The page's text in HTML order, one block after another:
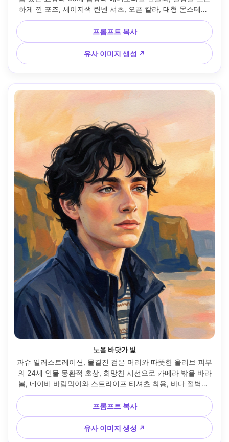
하게 낀 포즈, 세이지색 린넨 셔츠, 오픈 칼라, 대형 몬스테라
나뭇잎을 단순화한 식물 배경, 확산된 스튜디오 조명에 부드러
운 테두리 빛, 매트 과슈 마감, 불투명 레이어 터치, 또렷한 실
루엣, 질감 있는 종이 결, 제한된 그린-오커 팔레트, 현대적인
포스터 느낌, 차분한 무드, 정제된 안면 구조와 자연스러운 피
부 명암, 85mm 렌즈, 얕은 심도 --ar 4:5
프롬프트 복사
유사 이미지 생성 ↗
노을 바닷가 빛
과슈 일러스트레이션, 물결진 검은 머리와 따뜻한 올리브 피부
의 24세 인물 몽환적 초상, 희망찬 시선으로 카메라 밖을 바라
봄, 네이비 바람막이와 스트라이프 티셔츠 착용, 바다 절벽이
넓은 색면으로 배경에 표현, 황금빛 일몰과 부드러운 핑크 하
이라이트, 매트 안료와 크리미 블렌딩, 눈에 보이는 붓 자국, 수
채화지 텍스처, 약간 과장된 색상 조화, 공기감 있는 분위기, 회
화적 경계와 날카로운 눈·부드러운 볼, 로맨틱하고 부드러운
무드, 85mm 렌즈, 얕은 심도 --ar 4:5
프롬프트 복사
유사 이미지 생성 ↗